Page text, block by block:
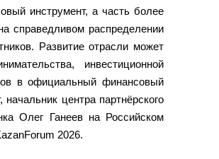
инструмент, а часть более
справедливом распределении
Развитие отрасли может
инвестиционной
в официальный финансовый
центра партнёрского
Олег Ганеев на Российском
2026.